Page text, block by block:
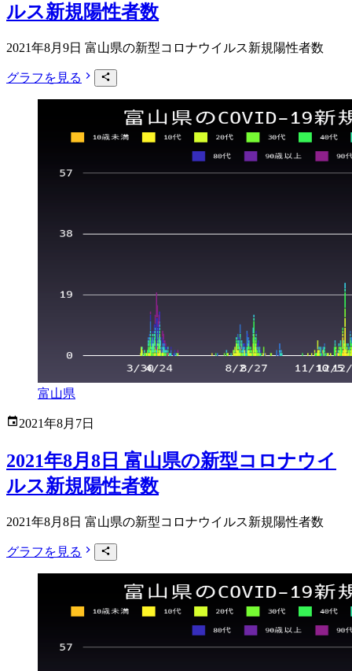
ルス新規陽性者数
2021年8月9日 富山県の新型コロナウイルス新規陽性者数
グラフを見る
富山県
2021年8月7日
2021年8月8日 富山県の新型コロナウイ
ルス新規陽性者数
2021年8月8日 富山県の新型コロナウイルス新規陽性者数
グラフを見る